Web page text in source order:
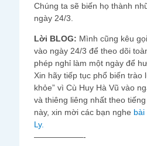
Chúng ta sẽ biến họ thành
ngày 24/3.
Lời BLOG: Mình cũng kêu
vào ngày 24/3 để theo dõi
phép nghỉ làm một ngày để
Xin hãy tiếp tục phổ biến trào
khỏe” vì Cù Huy Hà Vũ vào
và thiêng liêng nhất theo
này, xin mời các bạn nghe bài
Ly.
——————-